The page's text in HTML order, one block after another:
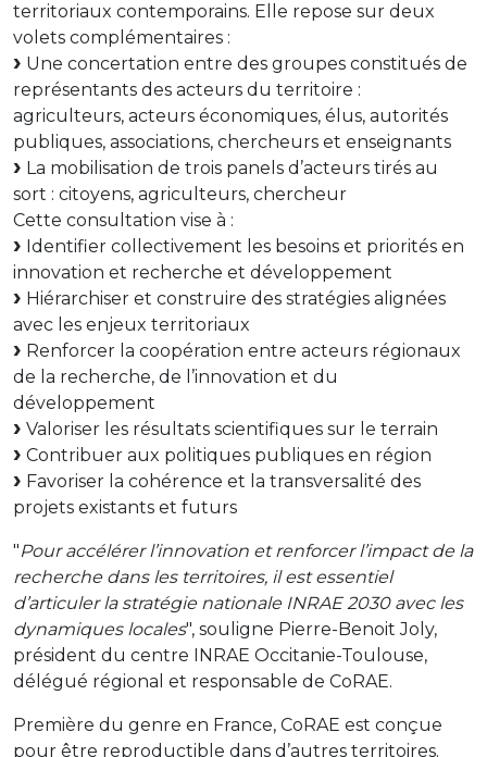
territoriaux contemporains. Elle repose sur deux
volets complémentaires :
Une concertation entre des groupes constitués de
représentants des acteurs du territoire :
agriculteurs, acteurs économiques, élus, autorités
publiques, associations, chercheurs et enseignants
La mobilisation de trois panels d’acteurs tirés au
sort : citoyens, agriculteurs, chercheur
Cette consultation vise à :
Identifier collectivement les besoins et priorités en
innovation et recherche et développement
Hiérarchiser et construire des stratégies alignées
avec les enjeux territoriaux
Renforcer la coopération entre acteurs régionaux
de la recherche, de l’innovation et du
développement
Valoriser les résultats scientifiques sur le terrain
Contribuer aux politiques publiques en région
Favoriser la cohérence et la transversalité des
projets existants et futurs
"Pour accélérer l’innovation et renforcer l’impact de la
recherche dans les territoires, il est essentiel
d’articuler la stratégie nationale INRAE 2030 avec les
dynamiques locales", souligne Pierre-Benoit Joly,
président du centre INRAE Occitanie-Toulouse,
délégué régional et responsable de CoRAE.
Première du genre en France, CoRAE est conçue
pour être reproductible dans d’autres territoires.